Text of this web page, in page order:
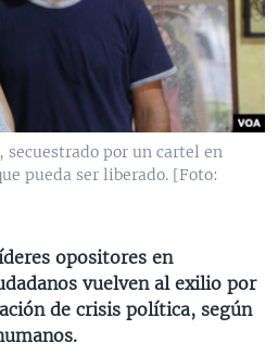
por un cartel en
pueda ser liberado. [Foto:
opositores en
vuelven al exilio por
de crisis política, según